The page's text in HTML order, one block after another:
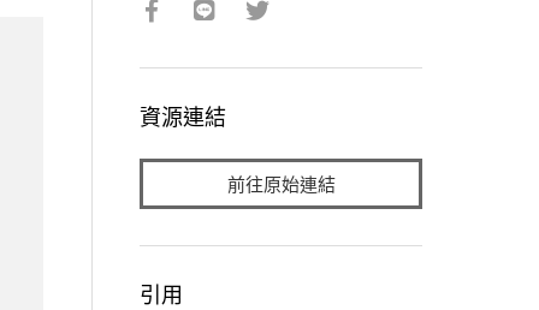
資源連結
前往原始連結
引用